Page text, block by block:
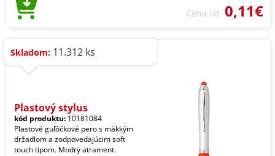
Cena od 0,11€
Skladom: 11.312 ks
Plastový stylus
kód produktu: 10181084
Plastové guľôčkové pero s mäkkým
držadlom a zodpovedajúcim soft
touch tipom. Modrý atrament.